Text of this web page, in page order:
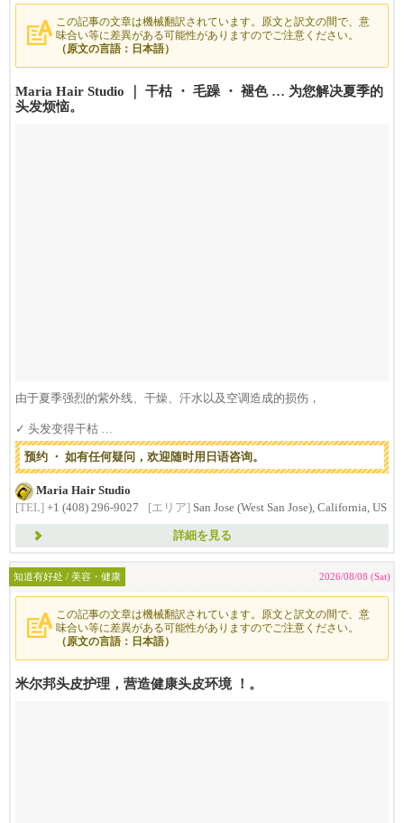
この記事の文章は機械翻訳されています。原文と訳文の間で、意
味合い等に差異がある可能性がありますのでご注意ください。
（原文の言語：日本語）
Maria Hair Studio ｜ 干枯 ・ 毛躁 ・ 褪色 … 为您解决夏季的
头发烦恼。
由于夏季强烈的紫外线、干燥、汗水以及空调造成的损伤，
✓ 头发变得干枯
✓ 难以...
预约 ・ 如有任何疑问，欢迎随时用日语咨询。
Maria Hair Studio
[TEL] +1 (408) 296-9027 [エリア] San Jose (West San Jose), California, US
詳細を見る
知道有好处 / 美容・健康 2026/08/08 (Sat)
この記事の文章は機械翻訳されています。原文と訳文の間で、意
味合い等に差異がある可能性がありますのでご注意ください。
（原文の言語：日本語）
米尔邦头皮护理，营造健康头皮环境 ！。